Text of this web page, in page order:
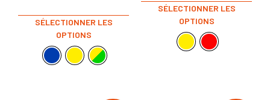
SÉLECTIONNER LES
OPTIONS
SÉLECTIONNER LES
OPTIONS